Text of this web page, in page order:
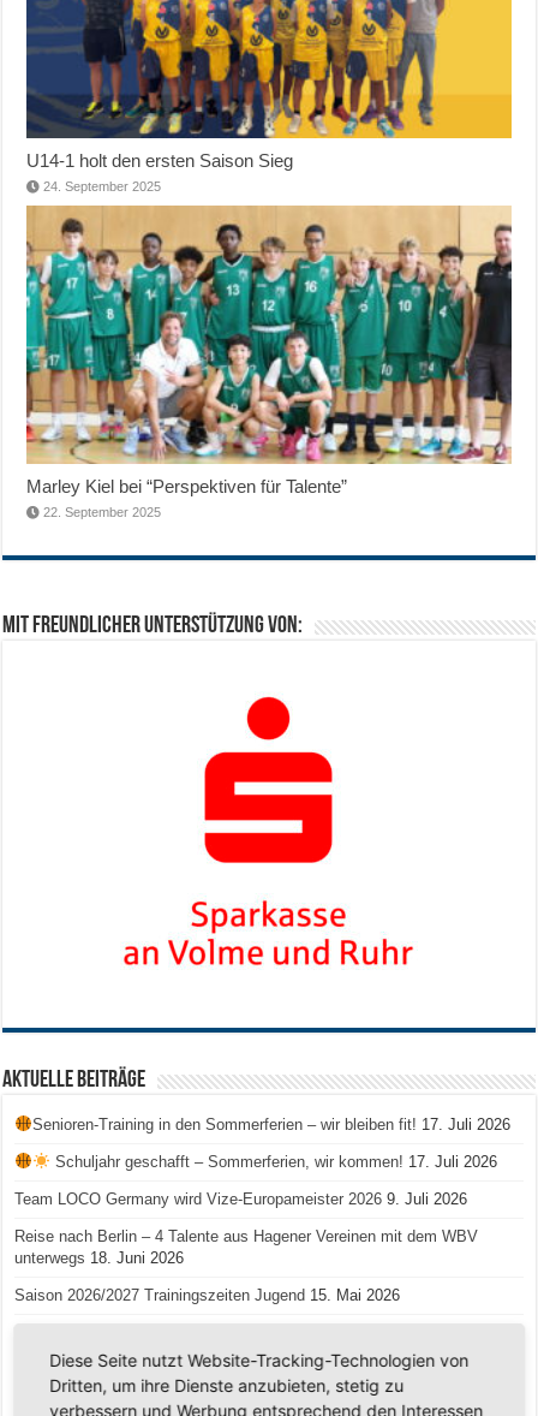
U14-1 holt den ersten Saison Sieg
24. September 2025
Marley Kiel bei “Perspektiven für Talente”
22. September 2025
Mit freundlicher Unterstützung von:
Aktuelle Beiträge
Senioren-Training in den Sommerferien – wir bleiben fit! 17. Juli 2026
Schuljahr geschafft – Sommerferien, wir kommen! 17. Juli 2026
Team LOCO Germany wird Vize-Europameister 2026 9. Juli 2026
Reise nach Berlin – 4 Talente aus Hagener Vereinen mit dem WBV
unterwegs 18. Juni 2026
Saison 2026/2027 Trainingszeiten Jugend 15. Mai 2026
Historischer Triumph in Langen: Ü45 krönt sich zum fünften Mal in Folge
zum Deutschen Meister 11. Mai 2026
Diese Seite nutzt Website-Tracking-Technologien von
Dritten, um ihre Dienste anzubieten, stetig zu
verbessern und Werbung entsprechend den Interessen